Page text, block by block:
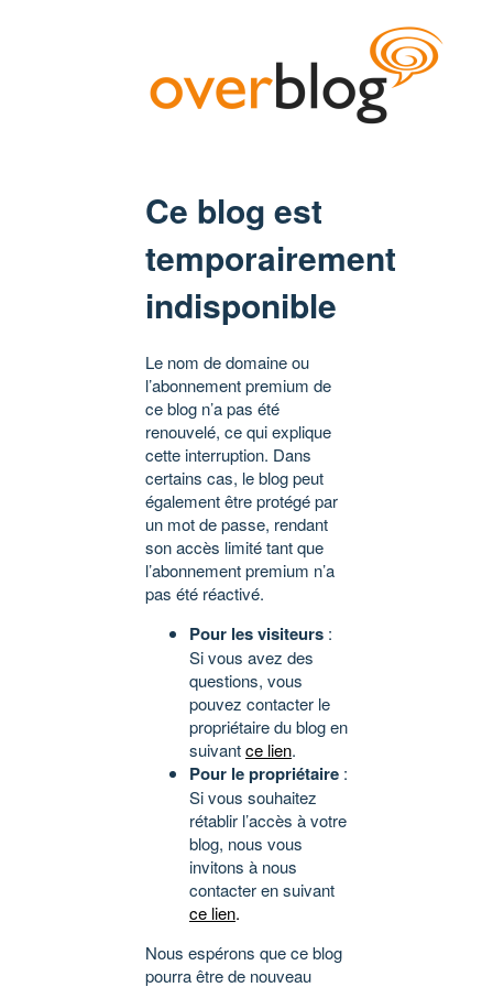
Ce blog est
temporairement
indisponible
Le nom de domaine ou
l’abonnement premium de
ce blog n’a pas été
renouvelé, ce qui explique
cette interruption. Dans
certains cas, le blog peut
également être protégé par
un mot de passe, rendant
son accès limité tant que
l’abonnement premium n’a
pas été réactivé.
Pour les visiteurs :
Si vous avez des
questions, vous
pouvez contacter le
propriétaire du blog en
suivantce lien.
Pour le propriétaire :
Si vous souhaitez
rétablir l’accès à votre
blog, nous vous
invitons à nous
contacter en suivant
ce lien.
Nous espérons que ce blog
pourra être de nouveau